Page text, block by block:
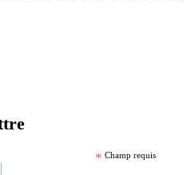
* Champ requis